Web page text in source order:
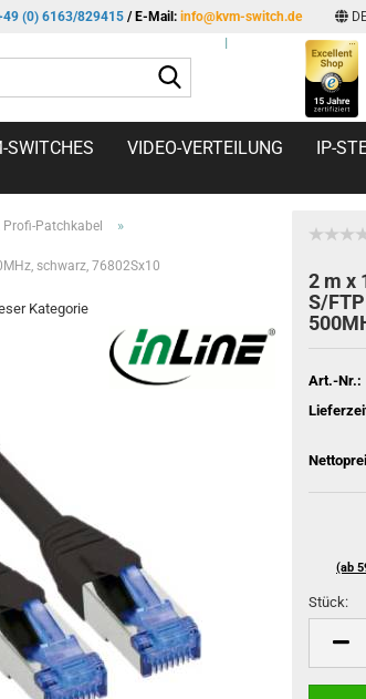
(0) 6163/829415 / E-Mail: info@kvm-switch.de
SWITCHES VIDEO-VERTEILUNG IP-
Patchkabel »
schwarz, 76802Sx10
Kategorie
2 m x
S/
Art.-Nr.:
(ab
Stück:
Stück